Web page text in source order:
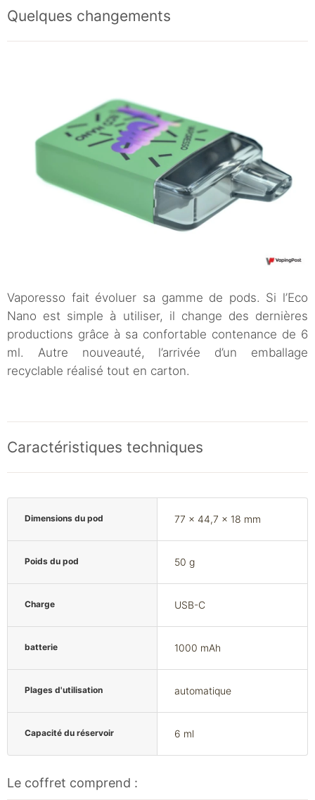
Quelques changements
Vaporesso fait évoluer sa gamme de pods. Si l’Eco
Nano est simple à utiliser, il change des dernières
productions grâce à sa confortable contenance de 6
ml. Autre nouveauté, l’arrivée d’un emballage
recyclable réalisé tout en carton.
Caractéristiques techniques
Dimensions du pod 77 x 44,7 x 18 mm
Poids du pod 50 g
Charge USB-C
batterie 1000 mAh
Plages d'utilisation automatique
Capacité du réservoir 6 ml
Le coffret comprend :